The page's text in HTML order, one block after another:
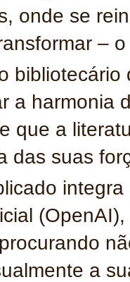
onde se
–
a harmonia
que a
das suas
a